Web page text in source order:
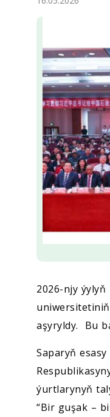
2026-njy
aşyryldy. Bu
Saparyň
ýurtlarynyň
“Bir guşak –